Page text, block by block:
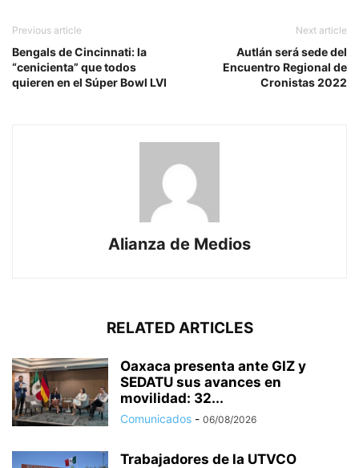
Previous article
Bengals de Cincinnati: la
“cenicienta” que todos
quieren en el Súper Bowl LVI
Next article
Autlán será sede del
Encuentro Regional de
Cronistas 2022
Alianza de Medios
RELATED ARTICLES
Oaxaca presenta ante GIZ y
SEDATU sus avances en
movilidad: 32...
Comunicados - 06/08/2026
Trabajadores de la UTVCO